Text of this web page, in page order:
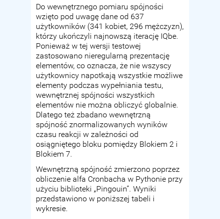
Do wewnętrznego pomiaru spójności
wzięto pod uwagę dane od 637
użytkowników (341 kobiet, 296 mężczyzn),
którzy ukończyli najnowszą iterację IQbe.
Ponieważ w tej wersji testowej
zastosowano nieregularną prezentację
elementów, co oznacza, że nie wszyscy
użytkownicy napotkają wszystkie możliwe
elementy podczas wypełniania testu,
wewnętrznej spójności wszystkich
elementów nie można obliczyć globalnie.
Dlatego też zbadano wewnętrzną
spójność znormalizowanych wyników
czasu reakcji w zależności od
osiągniętego bloku pomiędzy Blokiem 2 i
Blokiem 7.
Wewnętrzną spójność zmierzono poprzez
obliczenie alfa Cronbacha w Pythonie przy
użyciu biblioteki „Pingouin”. Wyniki
przedstawiono w poniższej tabeli i
wykresie.